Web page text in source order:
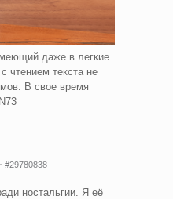
даже в легкие
чтением текста не
В свое время
#29780838
ностальгии. Я её